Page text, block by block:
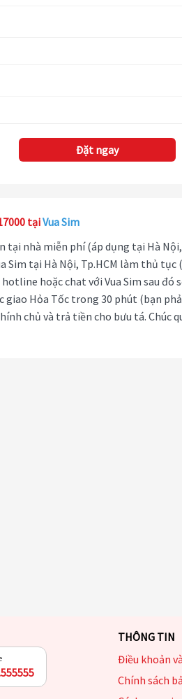
Đặt ngay
tạiVua Sim
tại nhà miễn phí (áp dụng tại Hà Nội,
Sim tại Hà Nội, Tp.HCM làm thủ
hoặc chat với Vua Sim sau đó
giao Hỏa Tốc trong 30 phút (bạn
chủ và trả tiền cho bưu tá. Chúc
THÔNG TIN
Điều khoản
Chính sách